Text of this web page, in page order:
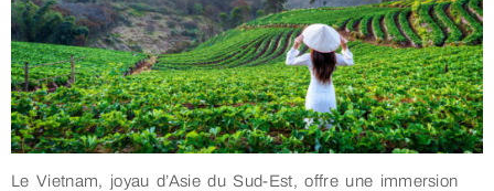
Le Vietnam, joyau d’Asie du Sud-Est, offre une immersion